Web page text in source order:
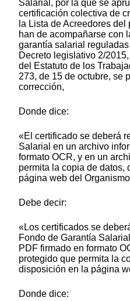
Salarial, por la que se
certificación colectiva de
la Lista de Acreedores
han de acompañarse con
garantía salarial
Decreto legislativo 2/
del Estatuto de los
273, de 15 de octubre, se
corrección,
Donde dice:
«El certificado se deberá
Salarial en un archivo
formato OCR, y en un
permita la copia de datos,
página web del
Debe decir:
«Los certificados se
Fondo de Garantía
PDF firmado en formato
protegido que permita la
disposición en la página
Donde dice: